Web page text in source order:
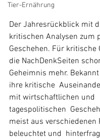
Tier-Ernährung
Der Jahresrückblick mit
kritischen Analysen zum
Geschehen. Für kritische
die NachDenkSeiten
Geheimnis mehr.
ihre kritische
mit wirtschaftlichen und
tagespolitischen
meist aus verschiedenen
beleuchtet und